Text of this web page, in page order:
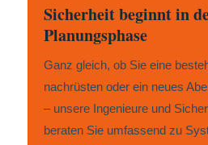
Sicherheit beginnt in
Planungsphase
Ganz gleich, ob Sie eine
nachrüsten oder ein neues
– unsere Ingenieure und
beraten Sie umfassend zu